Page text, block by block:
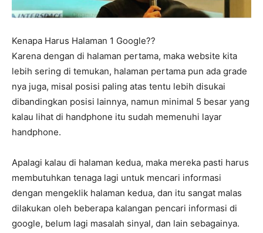
Kenapa Harus Halaman 1 Google??
Karena dengan di halaman pertama, maka website kita
lebih sering di temukan, halaman pertama pun ada grade
nya juga, misal posisi paling atas tentu lebih disukai
dibandingkan posisi lainnya, namun minimal 5 besar yang
kalau lihat di handphone itu sudah memenuhi layar
handphone.
Apalagi kalau di halaman kedua, maka mereka pasti harus
membutuhkan tenaga lagi untuk mencari informasi
dengan mengeklik halaman kedua, dan itu sangat malas
dilakukan oleh beberapa kalangan pencari informasi di
google, belum lagi masalah sinyal, dan lain sebagainya.